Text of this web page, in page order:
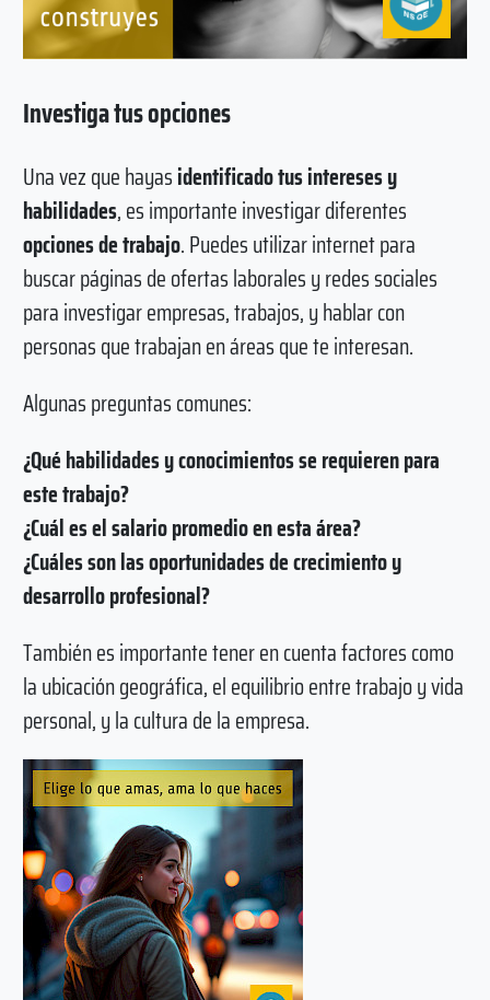
Investiga tus opciones
Una vez que hayasidentificado tus intereses y
habilidades, es importante investigar diferentes
opciones de trabajo. Puedes utilizar internet para
buscar páginas de ofertas laborales y redes sociales
para investigar empresas, trabajos, y hablar con
personas que trabajan en áreas que te interesan.
Algunas preguntas comunes:
¿Qué habilidades y conocimientos se requieren para
este trabajo?
¿Cuál es el salario promedio en esta área?
¿Cuáles son las oportunidades de crecimiento y
desarrollo profesional?
También es importante tener en cuenta factores como
la ubicación geográfica, el equilibrio entre trabajo y vida
personal, y la cultura de la empresa.